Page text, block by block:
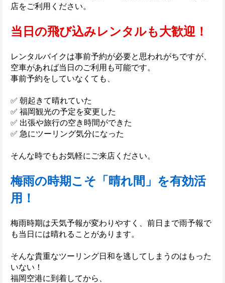
店をご利用ください。
当日の飛び込みレンタルも大歓迎！
レンタルバイクは事前予約が必要と思われがちですが、
空車があれば当日のご利用も可能です。
事前予約をしていなくても、
✅ 朝起きて晴れていた
✅ 福岡観光の予定を変更した
✅ 出張や旅行の空き時間ができた
✅ 急にツーリング気分になった
そんな時でもお気軽にご来店ください。
梅雨の時期こそ「晴れ間」を有効活
用！
梅雨時期は天気予報が変わりやすく、前日まで雨予報で
も当日には晴れることがあります。
そんな貴重なツーリング日和を逃してしまうのはもった
いない！
福岡空港に到着してから、